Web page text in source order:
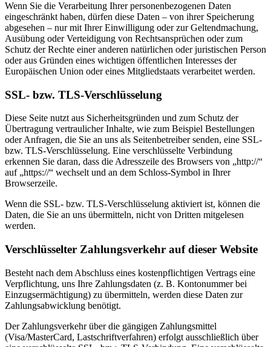
Wenn Sie die Verarbeitung Ihrer personenbezogenen Daten
eingeschränkt haben, dürfen diese Daten – von ihrer Speicherung
abgesehen – nur mit Ihrer Einwilligung oder zur Geltendmachung,
Ausübung oder Verteidigung von Rechtsansprüchen oder zum
Schutz der Rechte einer anderen natürlichen oder juristischen Person
oder aus Gründen eines wichtigen öffentlichen Interesses der
Europäischen Union oder eines Mitgliedstaats verarbeitet werden.
SSL- bzw. TLS-Verschlüsselung
Diese Seite nutzt aus Sicherheitsgründen und zum Schutz der
Übertragung vertraulicher Inhalte, wie zum Beispiel Bestellungen
oder Anfragen, die Sie an uns als Seitenbetreiber senden, eine SSL-
bzw. TLS-Verschlüsselung. Eine verschlüsselte Verbindung
erkennen Sie daran, dass die Adresszeile des Browsers von „http://“
auf „https://“ wechselt und an dem Schloss-Symbol in Ihrer
Browserzeile.
Wenn die SSL- bzw. TLS-Verschlüsselung aktiviert ist, können die
Daten, die Sie an uns übermitteln, nicht von Dritten mitgelesen
werden.
Verschlüsselter Zahlungsverkehr auf dieser Website
Besteht nach dem Abschluss eines kostenpflichtigen Vertrags eine
Verpflichtung, uns Ihre Zahlungsdaten (z. B. Kontonummer bei
Einzugsermächtigung) zu übermitteln, werden diese Daten zur
Zahlungsabwicklung benötigt.
Der Zahlungsverkehr über die gängigen Zahlungsmittel
(Visa/MasterCard, Lastschriftverfahren) erfolgt ausschließlich über